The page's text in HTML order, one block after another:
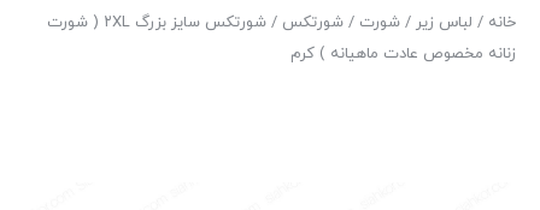
خانه / لباس زیر / شورت / شورتکس
/ شورتکس سایز بزرگ ۲XL ( شورت
زنانه مخصوص عادت ماهیانه ) کرم